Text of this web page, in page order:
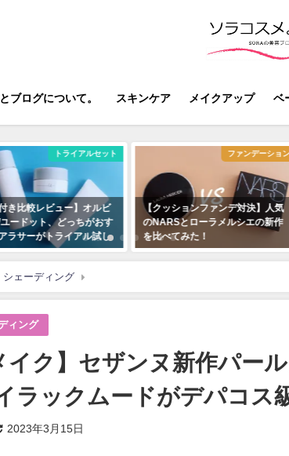
ブログについて。 スキンケア メイクアップ ベ
トライアルセット
き比較レビュー】オルビ
ードット、どっちがおす
ラサーがトライアル試し
ファンデーショ
【クッションファンデ対決】人気
のNARSとローラメルシエの新作
を比べてみた！
シェーディング 【透明感メイク】セザンヌ新作パールグ
ィング
イク】セザンヌ新作パー
ラックムードがデパコス
2023年3月15日